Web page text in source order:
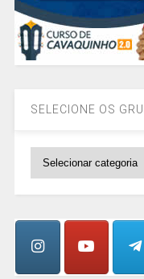
SELECIONE OS
CANTORES